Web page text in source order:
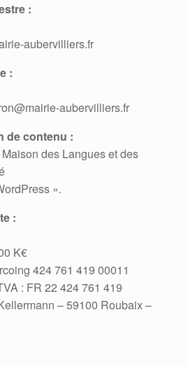
:
aubervilliers.fr
:
aubervilliers.fr
de contenu :
des Langues et des
».
:
K€
424 761 419 00011
: FR 22 424 761 419
– 59100 Roubaix –